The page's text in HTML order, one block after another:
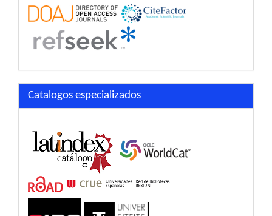
Catalogos especializados